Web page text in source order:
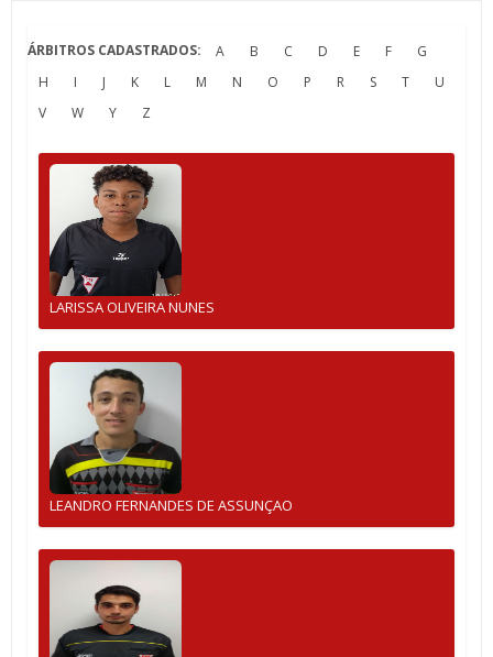
ÁRBITROS CADASTRADOS: A B C D E F
G
H
I J K L M N O P R S T
U
V
W Y Z
LARISSA OLIVEIRA NUNES
LEANDRO FERNANDES DE ASSUNÇAO